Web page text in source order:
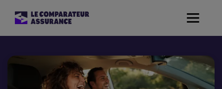
Toggle
Mutuelle Santé